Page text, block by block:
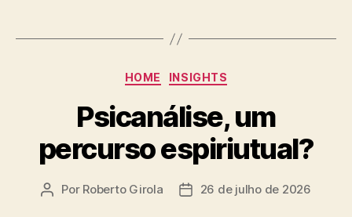
Categorias
HOME INSIGHTS
Psicanálise, um
percurso espiriutual?
Autor
Por Roberto Girola
Data26 de julho de 2026